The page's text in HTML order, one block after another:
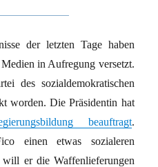
der letzten Tage haben
in Aufregung versetzt.
des sozialdemokratischen
worden. Die Präsidentin hat
beauftragt.
einen etwas sozialeren
will er die Waffenlieferungen